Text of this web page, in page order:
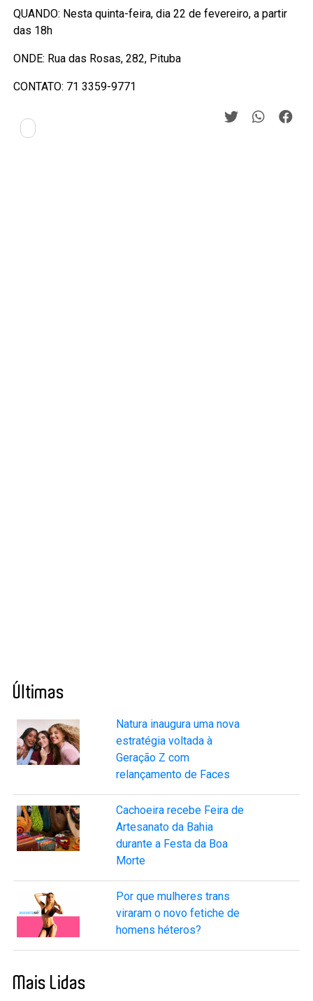
QUANDO: Nesta quinta-feira, dia 22 de fevereiro, a partir
das 18h
ONDE: Rua das Rosas, 282, Pituba
CONTATO: 71 3359-9771
Últimas
Natura inaugura uma nova
estratégia voltada à
Geração Z com
relançamento de Faces
Cachoeira recebe Feira de
Artesanato da Bahia
durante a Festa da Boa
Morte
Por que mulheres trans
viraram o novo fetiche de
homens héteros?
Mais Lidas